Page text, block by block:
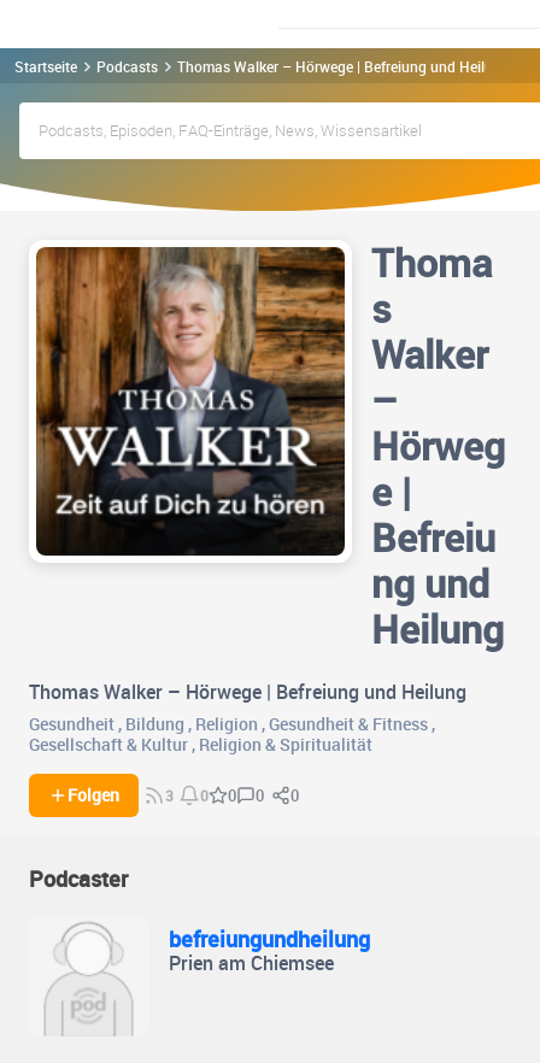
Startseite Podcasts Thomas Walker – Hörwege | Befreiung und Heilung
Thoma
s
Walker
–
Hörweg
e |
Befreiu
ng und
Heilung
Thomas Walker – Hörwege | Befreiung und Heilung
Gesundheit , Bildung , Religion ,Gesundheit & Fitness ,
Gesellschaft & Kultur , Religion & Spiritualität
Folgen 3 0 0 0 0
Podcaster
befreiungundheilung
Prien am Chiemsee